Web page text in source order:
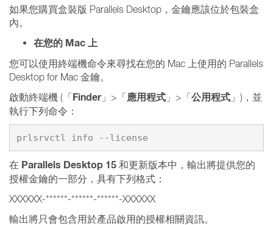
如果您購買盒裝版 Parallels Desktop，金鑰應該位於包裝盒
內。
在您的 Mac 上
您可以使用終端機命令來尋找在您的 Mac 上使用的 Parallels
Desktop for Mac 金鑰。
啟動終端機 (「Finder」>「應用程式 」>「公用程式 」)，並
執行下列命令：
prlsrvctl info --license
在 Parallels Desktop 15 和更新版本中，輸出將提供您的
授權金鑰的一部分，具有下列格式：
XXXXXX-******-******-******-XXXXXX
輸出將只會包含用於產品啟用的授權相關資訊。